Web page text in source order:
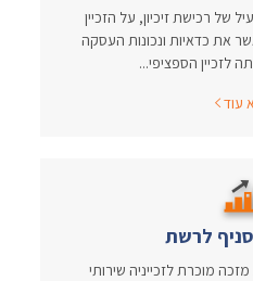
של רכישת זיכיון, על הזכיין
את כדאיות ונכונות העסקה
לזכיין הספציפי...
עוד
לרשת
מוכרת לזכייניה שירותי